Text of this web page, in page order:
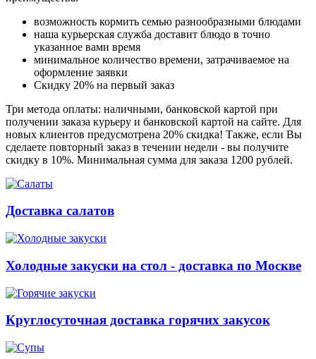
возможность кормить семью разнообразными блюдами
наша курьерская служба доставит блюдо в точно
указанное вами время
минимальное количество времени, затрачиваемое на
оформление заявки
Скидку 20% на первый заказ
Три метода оплаты: наличными, банковской картой при
получении заказа курьеру и банковской картой на сайте. Для
новых клиентов предусмотрена 20% скидка! Также, если Вы
сделаете повторный заказ в течении недели - вы получите
скидку в 10%. Минимальная сумма для заказа 1200 рублей.
Доставка салатов
Холодные закуски на стол - доставка по Москве
Круглосуточная доставка горячих закусок